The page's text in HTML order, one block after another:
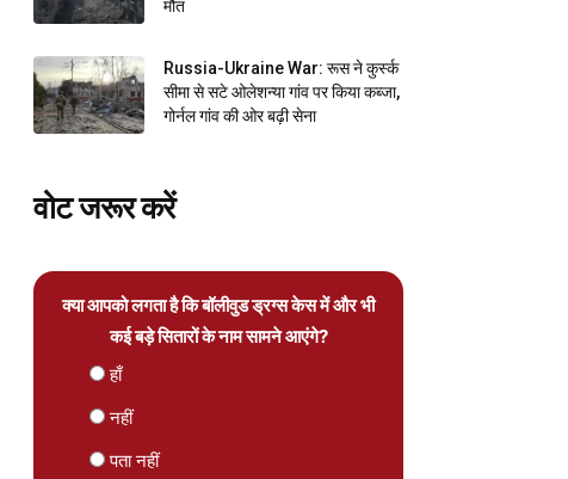
मौत
Russia-Ukraine War: रूस ने कुर्स्क
सीमा से सटे ओलेशन्या गांव पर किया कब्जा,
गोर्नल गांव की ओर बढ़ी सेना
वोट जरूर करें
क्या आपको लगता है कि बॉलीवुड ड्रग्स केस में और भी
कई बड़े सितारों के नाम सामने आएंगे?
हाँ
नहीं
पता नहीं